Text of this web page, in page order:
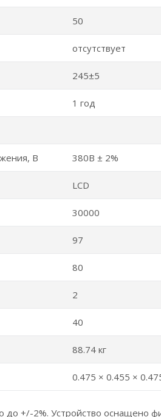
50
отсутствует
245±5
1 год
В 380В ± 2%
LCD
30000
97
80
2
40
88.74 кг
0.475 × 0.455 ×
до +/-2%. Устройство